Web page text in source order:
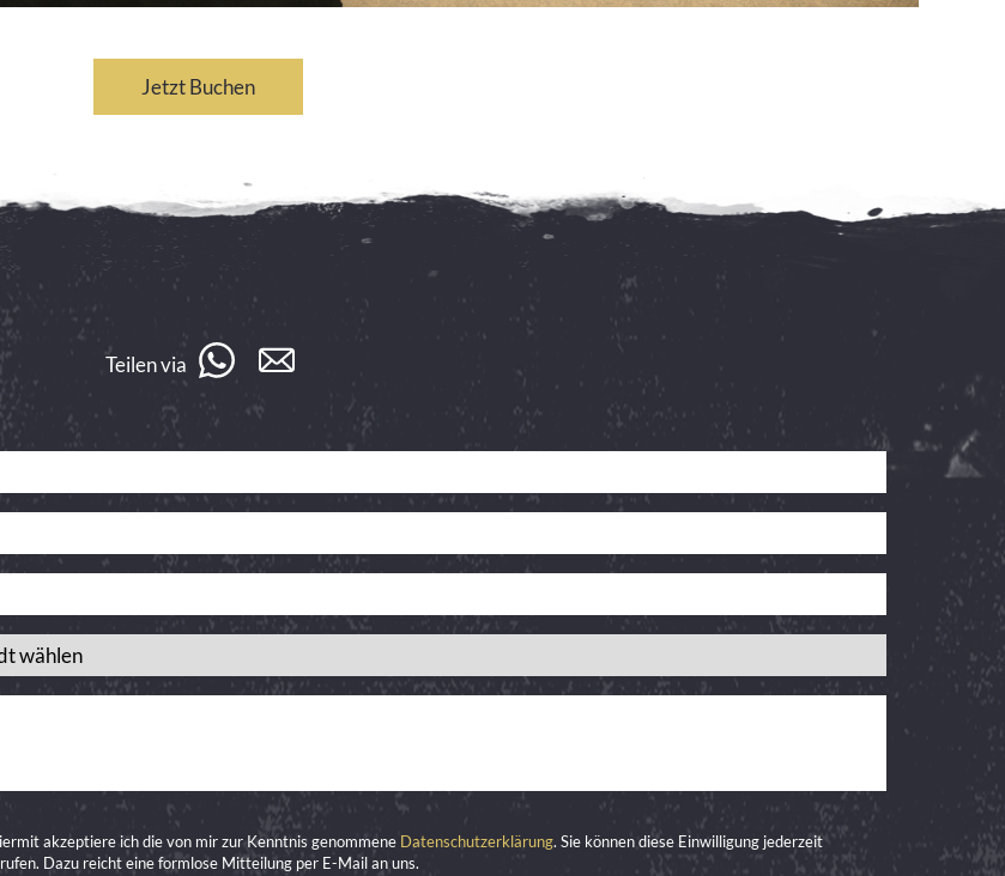
Jetzt Buchen
Teilen via
akzeptiere ich die von mir zur Kenntnis genommene Datenschutzerklärung. Sie können diese Einwilligung jederzeit
Dazu reicht eine formlose Mitteilung per E-Mail an uns.